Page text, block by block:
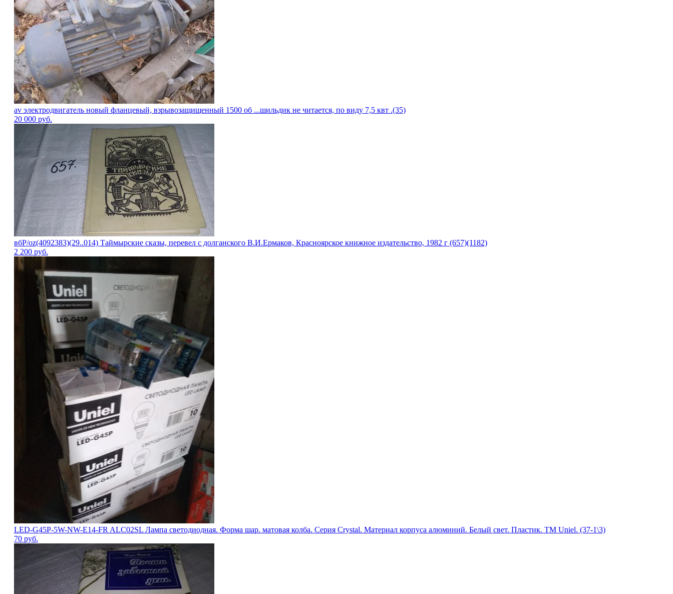
av электродвигатель новый фланцевый, взрывозащищенный 1500 об ...шильдик не читается, по виду 7,5 квт .(35)
20 000 руб.
вбР/oz(4092383)(29..014) Таймырские сказы, перевел с долганского В.И.Ермаков, Красноярское книжное издательство, 1982 г (657)(1182)
2 200 руб.
LED-G45P-5W-NW-E14-FR ALC02SL Лампа светодиодная. Форма шар. матовая колба. Серия Crystal. Материал корпуса алюминий. Белый свет. Пластик. ТМ Uniel. (37-1\3)
70 руб.